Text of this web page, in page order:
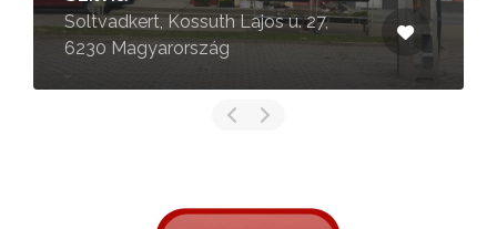
Kecskemét, Akadémia krt. 29, 6000
Magyarország